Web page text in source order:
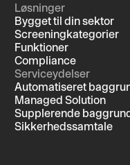
Løsninger
Bygget til din sektor
Screeningkategorier
Funktioner
Compliance
Serviceydelser
Automatiseret
Managed Solution
Supplerende
Sikkerhedssamtale